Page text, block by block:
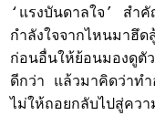
‘แรงบันดาลใจ’ สำ
กำลังใจจากไหนมาฮึด
ก่อนอื่นให้ย้อนมองดูตั
ดีกว่า แล้วมาคิดว่าท
ไม่ให้ถอยกลับไปสู่ควา